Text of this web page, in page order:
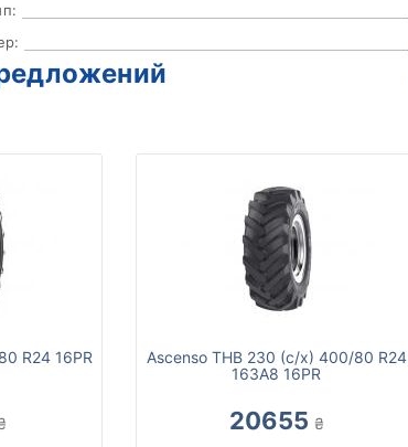
R24 16PR
Ascenso THB 230 (с/х) 400/80 R24
163A8 16PR
20655 ₴